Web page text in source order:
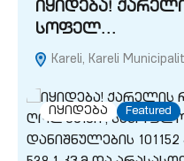
იყიდება!
სოფელ…
Kareli, Kareli
იყიდება Featured